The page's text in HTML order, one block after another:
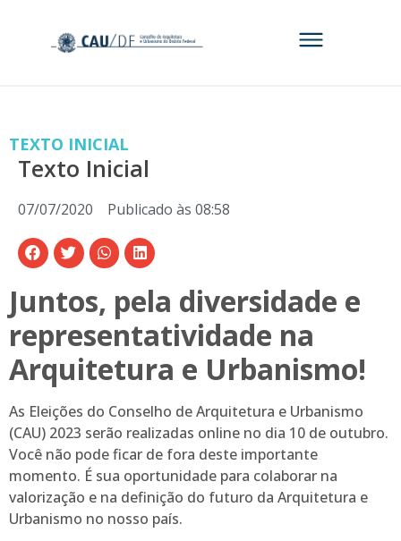
TEXTO INICIAL
Texto Inicial
07/07/2020 Publicado às 08:58
Juntos, pela diversidade e
representatividade na
Arquitetura e Urbanismo!
As Eleições do Conselho de Arquitetura e Urbanismo
(CAU) 2023 serão realizadas online no dia 10 de outubro.
Você não pode ficar de fora deste importante
momento. É sua oportunidade para colaborar na
valorização e na definição do futuro da Arquitetura e
Urbanismo no nosso país.